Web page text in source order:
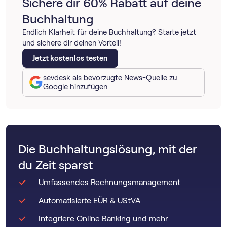
Sichere dir 60% Rabatt auf deine
Buchhaltung
Endlich Klarheit für deine Buchhaltung? Starte jetzt
und sichere dir deinen Vorteil!
Jetzt kostenlos testen
sevdesk als bevorzugte News-Quelle zu
Google hinzufügen
Die Buchhaltungslösung, mit der
du Zeit sparst
Umfassendes Rechnungsmanagement
Automatisierte EÜR & UStVA
Integriere Online Banking und mehr